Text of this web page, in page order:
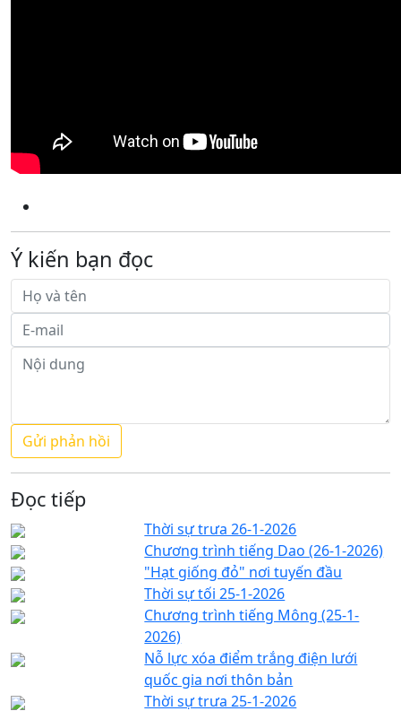
Ý kiến bạn đọc
Đọc tiếp
Thời sự trưa 26-1-2026
Chương trình tiếng Dao (26-1-2026)
"Hạt giống đỏ" nơi tuyến đầu
Thời sự tối 25-1-2026
Chương trình tiếng Mông (25-1-
2026)
Nỗ lực xóa điểm trắng điện lưới
quốc gia nơi thôn bản
Thời sự trưa 25-1-2026